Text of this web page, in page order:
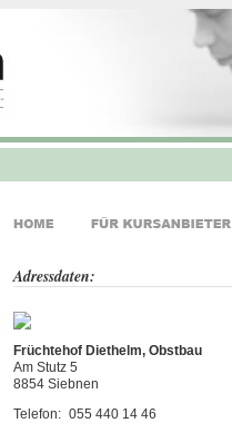
Adressdaten:
Früchtehof Diethelm, Obstbau
Am Stutz 5
8854 Siebnen
Telefon: 055 440 14 46